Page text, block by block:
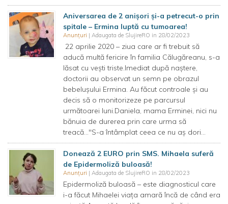
Aniversarea de 2 anișori și-a petrecut-o prin
spitale – Ermina luptă cu tumoarea!
Anunțuri | Adaugata de SlujireRO in 28/02/2023
22 aprilie 2020 – ziua care ar fi trebuit să
aducă multă fericire în familia Călugăreanu, s-a
lăsat cu vești triste.Imediat după naștere,
doctorii au observat un semn pe obrazul
bebelușului Ermina. Au făcut controale și au
decis să o monitorizeze pe parcursul
următoarei luni.Daniela, mama Erminei, nici nu
bănuia de durerea prin care urma să
treacă…"S-a întâmplat ceea ce nu aș dori...
Donează 2 EURO prin SMS. Mihaela suferă
de Epidermoliză buloasă!
Anunțuri | Adaugata de SlujireRO in 28/02/2023
Epidermoliză buloasă – este diagnosticul care
i-a făcut Mihaelei viața amară încă de când era